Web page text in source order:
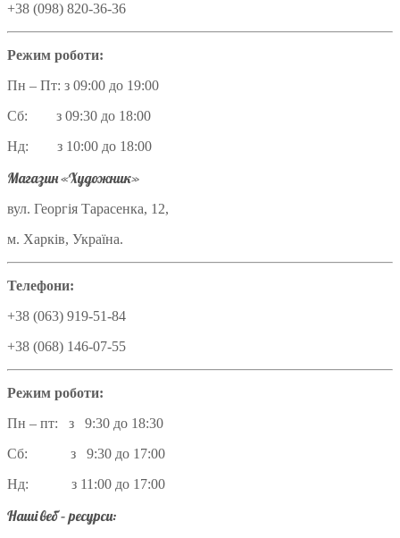
+38 (098) 820-36-36
Режим роботи:
Пн – Пт: з 09:00 до 19:00
Сб: з 09:30 до 18:00
Нд: з 10:00 до 18:00
Магазин «Художник»
вул. Георгія Тарасенка, 12,
м. Харків, Україна.
Телефони:
+38 (063) 919-51-84
+38 (068) 146-07-55
Режим роботи:
Пн – пт: з 9:30 до 18:30
Сб: з 9:30 до 17:00
Нд: з 11:00 до 17:00
Наші веб – ресурси: